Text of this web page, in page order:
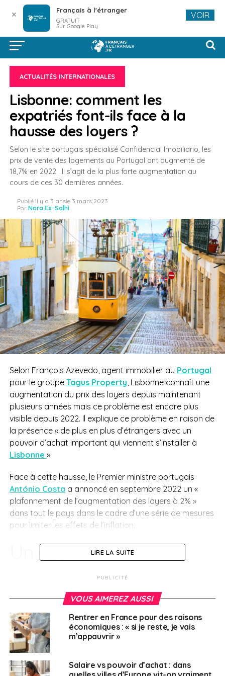
ACTUALITÉS INTERNATIONALES
Lisbonne: comment les
expatriés font-ils face à la
hausse des loyers ?
Selon le site portugais spécialisé Confidencial Imobiliario, les
prix de vente des logements au Portugal ont augmenté de
18,7% en 2022 . Il s’agit de la plus forte augmentation au
cours de ces 30 dernières années.
Publié il y a 3 ansle 3 mars 2023
Par Nora Es-Salhi
Selon François Azevedo, agent immobilier au Portugal
pour le groupe Tagus Property , Lisbonne connaît une
augmentation du prix des loyers depuis maintenant
plusieurs années mais ce problème est encore plus
visible depuis 2022. Il explique ce problème en raison de
la présence « de plus en plus d’étrangers avec un
pouvoir d’achat important qui viennent s’installer à
Lisbonne ».
Face à cette hausse, le Premier ministre portugais
António Costa a annoncé en septembre 2022 un «
plafonnement de l’augmentation des loyers à 2% »
dans tout le pays dans le cadre d’une série de mesures
pour limiter les effets de l’inflation.
Un appartement en
location peut coûter
jusqu’à 1400 euros
Cette hausse des loyers touche particulièrement les
locaux qui vivent dans la capitale.«Le salaire minimum
ne permet pas aux Portugais de trouver un logement
note François Azevedo
2023 atteint 886 euros dans le pays, le loyer d’un
LIRE LA SUITE
PUBLICITÉ
VOUS AIMEREZ AUSSI
Rentrer en France pour des raisons
économiques : « si je reste, je vais
m’appauvrir »
Salaire vs pouvoir d’achat : dans
✕ Français à l'étranger
GRATUIT
Sur Google Play
VOIR